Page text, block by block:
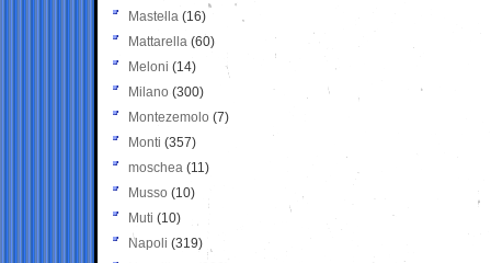
Mastella (16)
Mattarella (60)
Meloni (14)
Milano (300)
Montezemolo (7)
Monti (357)
moschea (11)
Musso (10)
Muti (10)
Napoli (319)